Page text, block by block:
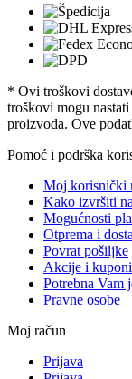
* Ovi troškovi
troškovi mogu
proizvoda. Ove
Pomoć i podrška
Moj korisnički
Kako izvršiti
Mogućnosti
Otprema i
Povrat pošiljke
Akcije i kuponi
Potrebna Vam
Pravne osobe
Moj račun
Prijava